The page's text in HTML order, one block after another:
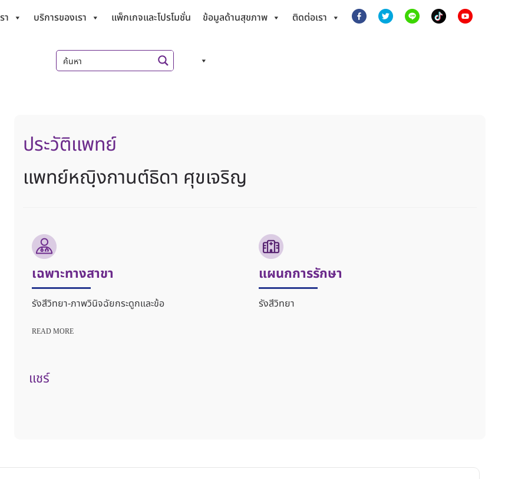
า บริการของเรา แพ็กเกจและโปรโมชั่น ข้อมูลด้านสุขภาพ ติดต่อเรา
ประวัติแพทย์
แพทย์หญฺิงกานต์ธิดา ศุขเจริญ
เฉพาะทางสาขา
รังสีวิทยา-ภาพวินิจฉัยกระดูกและข้อ
READ MORE
แผนกการรักษา
รังสีวิทยา
เเชร์